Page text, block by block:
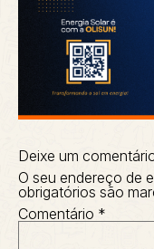
Deixe um
O seu endereço de
obrigatórios são
Comentário *